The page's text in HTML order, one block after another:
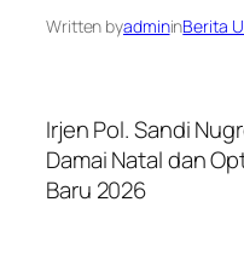
Written byadmininBerita
Irjen Pol. Sandi
Damai Natal dan
Baru 2026